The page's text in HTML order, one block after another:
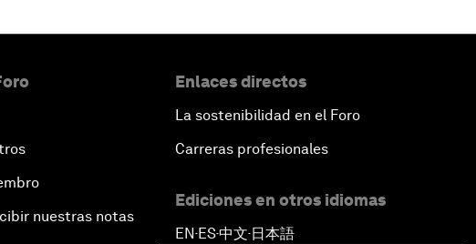
nuestras notas
Enlaces directos
La sostenibilidad en el Foro
Carreras profesionales
Ediciones en otros idiomas
EN ▪ ES▪中文▪ 日本語